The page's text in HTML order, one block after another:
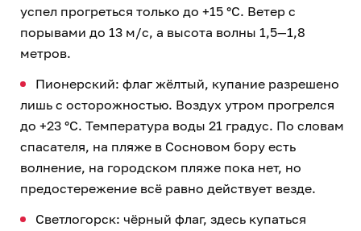
успел прогреться только до +15 °C. Ветер с
порывами до 13 м/с, а высота волны 1,5—1,8
метров.
Пионерский: флаг жёлтый, купание разрешено
лишь с осторожностью. Воздух утром прогрелся
до +23 °C. Температура воды 21 градус. По словам
спасателя, на пляже в Сосновом бору есть
волнение, на городском пляже пока нет, но
предостережение всё равно действует везде.
Светлогорск: чёрный флаг, здесь купаться